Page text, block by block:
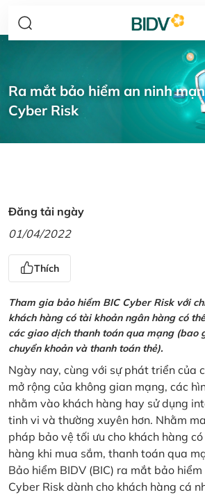
Ra mắt bảo hiểm an ninh
Cyber Risk
Đăng tải ngày
01/04/2022
Thích
Tham gia bảo hiểm BIC Cyber Risk với
khách hàng có tài khoản ngân hàng có
các giao dịch thanh toán qua mạng (bao
chuyển khoản và thanh toán thẻ).
Ngày nay, cùng với sự phát triển của
mở rộng của không gian mạng, các
nhằm vào khách hàng hay sử dụng
tinh vi và thường xuyên hơn. Nhằm
pháp bảo vệ tối ưu cho khách hàng
hàng khi mua sắm, thanh toán qua
Bảo hiểm BIDV (BIC) ra mắt bảo
Cyber Risk dành cho khách hàng cá